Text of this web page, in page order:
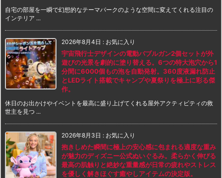
自宅の部屋を一瞬で幻想的なテーマパークのような空間に変えてくれる注目の
インテリア ...
2026年8月4日 : お気に入り
宇宙飛行士デザインの電動バブルガン2個セットが外
遊びの光景を劇的に塗り替える。6つの特大泡穴から1
分間に6000個もの泡を自動発射。360度液漏れ防止
とLEDライト搭載でキャンプや夏祭りを極上に彩る傑
作。
休日のお出かけやイベントを最高に盛り上げてくれる屋外アクティビティの救
世主を見つ ...
2026年8月3日 : お気に入り
抱きしめた瞬間に極上の安心感に包まれる適度な重み
が魅力のディズニー公式ぬいぐるみ。柔らかく伸びる
最高の肌触りと絶妙な重量感が日常の疲れやストレス
を優しく解きほぐす癒やしアイテムの決定版。